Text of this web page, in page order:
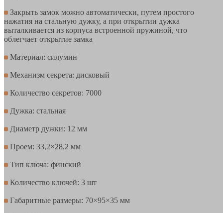
Закрыть замок можно автоматически, путем простого
нажатия на стальную дужку, а при открытии дужка
выталкивается из корпуса встроенной пружиной, что
облегчает открытие замка
Материал: силумин
Механизм секрета: дисковый
Количество секретов: 7000
Дужка: стальная
Диаметр дужки: 12 мм
Проем: 33,2×28,2 мм
Тип ключа: финский
Количество ключей: 3 шт
Габаритные размеры: 70×95×35 мм